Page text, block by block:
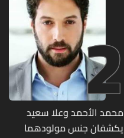
2
محمد الأحمد وعلا سعيد
يكشفان جنس مولودهما